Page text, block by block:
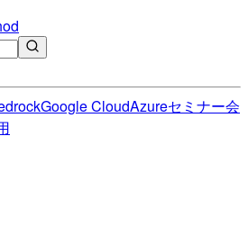
Google CloudAzureセミナー会